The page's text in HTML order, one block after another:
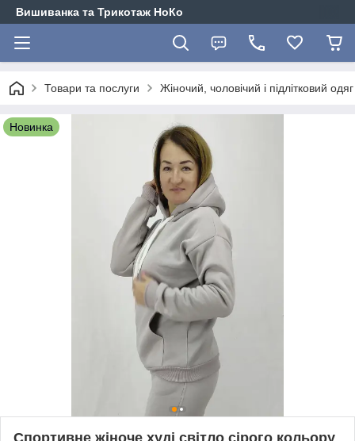
Вишиванка та Трикотаж НоКо
Товари та послуги Жіночий, чоловічий і підлітковий
Новинка
Спортивне жіноче худі світло сірого кольору